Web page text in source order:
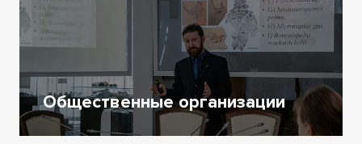
Общественные организации